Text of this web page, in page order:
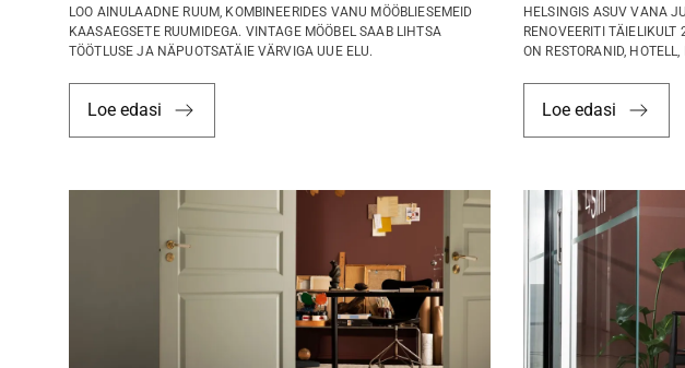
LOO AINULAADNE RUUM, KOMBINEERIDES VANU MÖÖBLIESEMEID
KAASAEGSETE RUUMIDEGA. VINTAGE MÖÖBEL SAAB LIHTSA
TÖÖTLUSE JA NÄPUOTSATÄIE VÄRVIGA UUE ELU.
Loe edasi
HELSINGIS ASUV VANA
RENOVEERITI
ON RESTORANID,
Loe edasi